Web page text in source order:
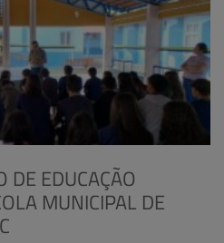
DE EDUCAÇÃO
MUNICIPAL DE